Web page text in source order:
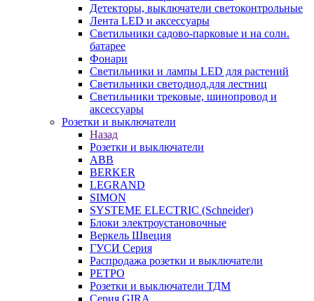
Детекторы, выключатели светоконтрольные
Лента LED и аксессуары
Светильники садово-парковые и на солн.
батарее
Фонари
Светильники и лампы LED для растений
Светильники светодиод.для лестниц
Светильники трековые, шинопровод и
аксессуары
Розетки и выключатели
Назад
Розетки и выключатели
ABB
BERKER
LEGRAND
SIMON
SYSTEME ELECTRIC (Schneider)
Блоки электроустановочные
Веркель Швеция
ГУСИ Серия
Распродажа розетки и выключатели
РЕТРО
Розетки и выключатели ТДМ